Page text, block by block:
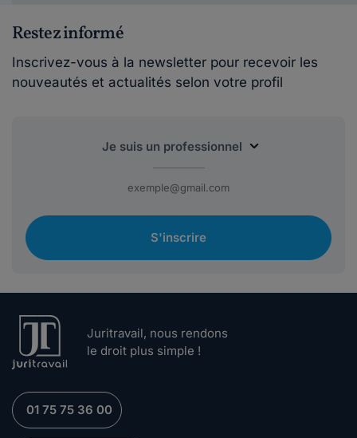
Restez informé
Inscrivez-vous à la newsletter pour recevoir les
nouveautés et actualités selon votre profil
S'inscrire
Juritravail, nous rendons
le droit plus simple !
01 75 75 36 00